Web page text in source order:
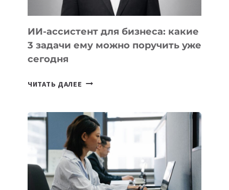
ИИ-ассистент для бизнеса: какие
3 задачи ему можно поручить уже
сегодня
ЧИТАТЬ ДАЛЕЕ ИИ-
БИЗНЕСА:
КАКИЕ
3
ЗАДАЧИ
ЕМУ
МОЖНО